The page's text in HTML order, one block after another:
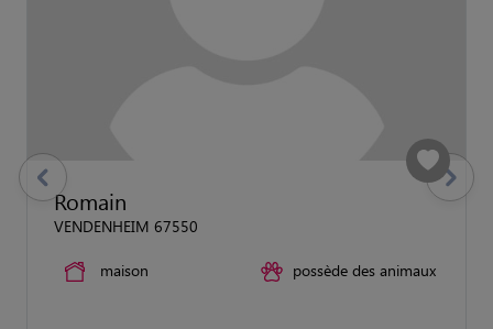
Romain
VENDENHEIM 67550
maison possède des animaux
previous Suivant